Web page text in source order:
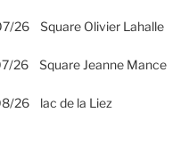
26 Square Olivier Lahalle
26 Square Jeanne Mance
26 lac de la Liez